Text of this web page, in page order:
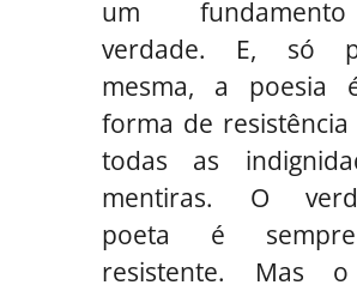
um
verdade. E, só
mesma, a poesia
forma de resistência
todas as
mentiras. O
poeta é
resistente. Mas